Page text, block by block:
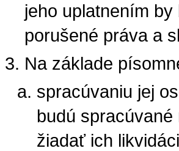
jeho uplatnením
porušené práva a
Na základe
spracúvaniu jej
budú
žiadať ich